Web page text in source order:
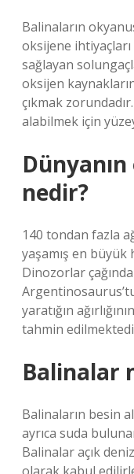
Balinaların
oksijene ihtiyaçları
sağlayan
oksijen
çıkmak
alabilmek için
Dünyanın
nedir?
140 tondan fazla
yaşamış en
Dinozorlar
yaratığın
tahmin
Balinalar
Balinaların besin
ayrıca suda
Balinalar açık